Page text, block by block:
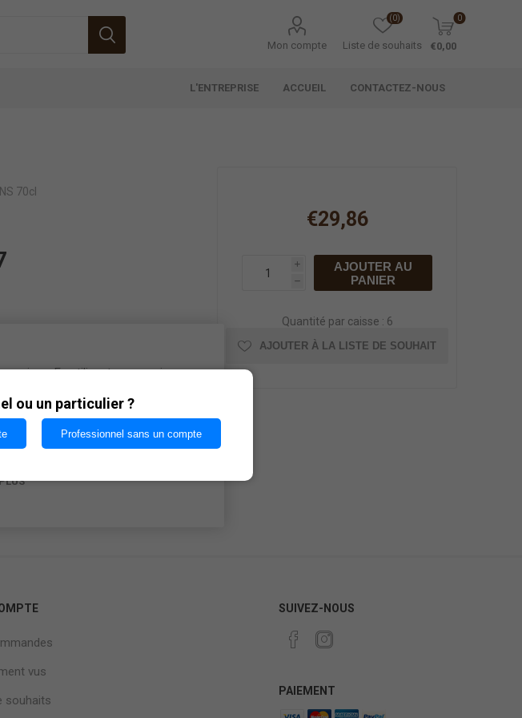
Mon compte Liste de souhaits
(0) 0
€0,00
L'ENTREPRISE ACCUEIL CONTACTEZ-NOUS
70cl
€29,86
i
h
AJOUTER AU
PANIER
Quantité par caisse : 6
AJOUTER À LA LISTE DE SOUHAIT
vus
souhaits
SUIVEZ-NOUS
PAIEMENT
En utilisant nos services,
ou un particulier ?
Professionnel sans un compte